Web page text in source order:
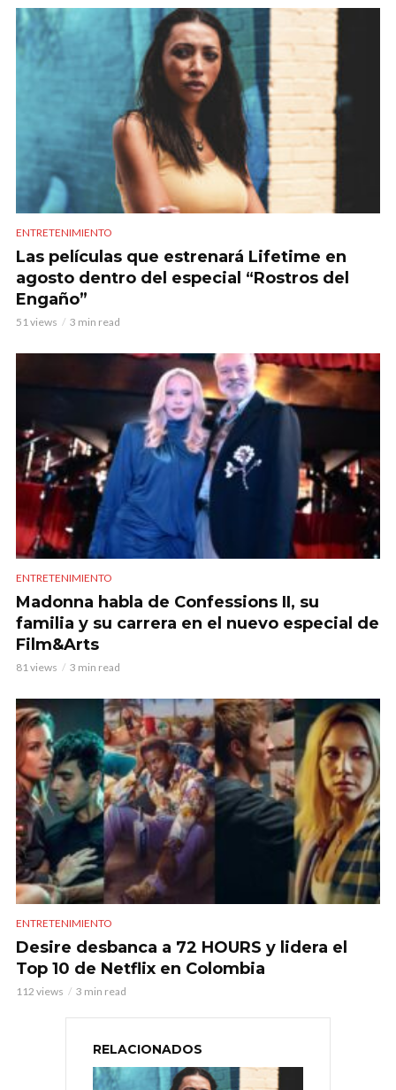
ENTRETENIMIENTO
Las películas que estrenará Lifetime en
agosto dentro del especial “Rostros del
Engaño”
51 views 3 min read
ENTRETENIMIENTO
Madonna habla de Confessions II, su
familia y su carrera en el nuevo especial de
Film&Arts
81 views 3 min read
ENTRETENIMIENTO
Desire desbanca a 72 HOURS y lidera el
Top 10 de Netflix en Colombia
112 views 3 min read
RELACIONADOS